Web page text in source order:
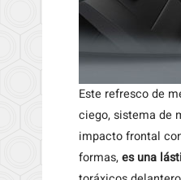
Este refresco de
ciego, sistema de
impacto frontal
formas,es una